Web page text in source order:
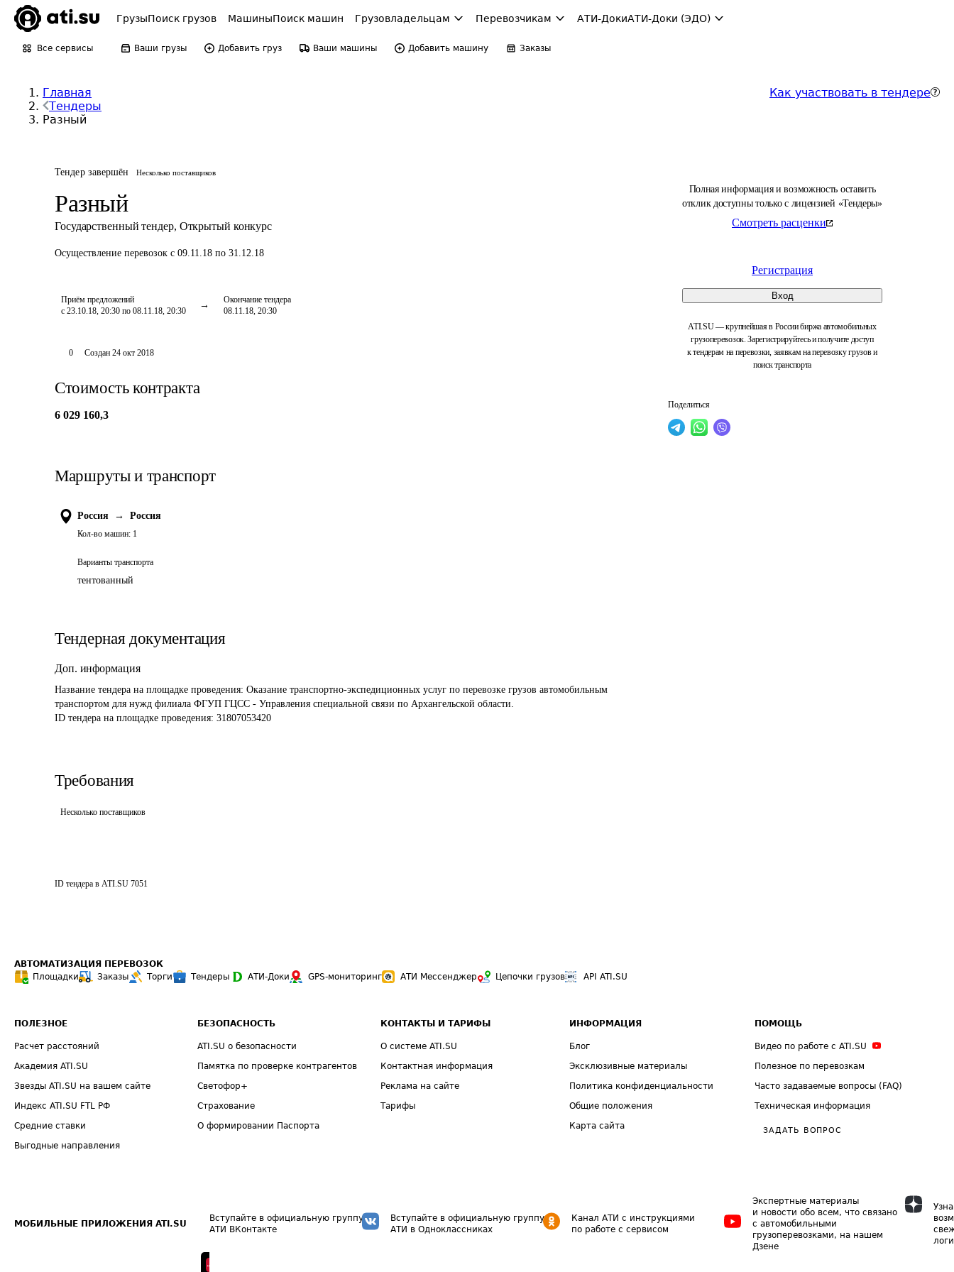
ГрузыПоиск грузов МашиныПоиск машин Грузовладельцам Перевозчикам АТИ-ДокиАТИ-Доки (ЭДО)
Все сервисы Ваши грузы Добавить груз Ваши машины Добавить машину Заказы
Главная
Тендеры
Разный
Как участвовать в тендере
Тендер завершён Несколько поставщиков
Разный
Государственный тендер, Открытый конкурс
Осуществление перевозок с 09.11.18 по 31.12.18
Приём предложений
с 23.10.18, 20:30 по 08.11.18, 20:30
Окончание тендера
08.11.18, 20:30
Полная информация и возможность оставить
отклик доступны только с лицензией «Тендеры»
Смотреть расценки
Регистрация
Вход
ATI.SU — крупнейшая в России биржа автомобильных
грузоперевозок. Зарегистрируйтесь и получите доступ
к тендерам на перевозки, заявкам на перевозку грузов и
поиск транспорта
Поделиться
0 Создан 24 окт 2018
Стоимость контракта
6 029 160,3
Маршруты и транспорт
Россия → Россия
Кол-во машин: 1
Варианты транспорта
тентованный
Тендерная документация
Доп. информация
Название тендера на площадке проведения: Оказание транспортно-экспедиционных услуг по перевозке грузов автомобильным
транспортом для нужд филиала ФГУП ГЦСС - Управления специальной связи по Архангельской области.
ID тендера на площадке проведения: 31807053420
Требования
Несколько поставщиков
ID тендера в ATI.SU 7051
АВТОМАТИЗАЦИЯ ПЕРЕВОЗОК
Площадки
Заказы Торги Тендеры АТИ-Доки GPS-мониторинг АТИ Мессенджер Цепочки грузов API ATI.SU
ПОЛЕЗНОЕ
Расчет расстояний
Академия ATI.SU
Звезды ATI.SU на вашем сайте
Индекс ATI.SU FTL РФ
Средние ставки
Выгодные направления
БЕЗОПАСНОСТЬ
ATI.SU о безопасности
Памятка по проверке контрагентов
Светофор+
Страхование
О формировании Паспорта
КОНТАКТЫ И ТАРИФЫ
О системе ATI.SU
Контактная информация
Реклама на сайте
Тарифы
ИНФОРМАЦИЯ
Блог
Эксклюзивные материалы
Политика конфиденциальности
Общие положения
Карта сайта
ПОМОЩЬ
Видео по работе с ATI.SU
Полезное по перевозкам
Часто задаваемые вопросы (FAQ)
Техническая информация
ЗАДАТЬ ВОПРОС
МОБИЛЬНЫЕ ПРИЛОЖЕНИЯ ATI.SU
Вступайте в официальную группу
АТИ ВКонтакте
Вступайте в официальную группу
АТИ в Одноклассниках
Канал АТИ с инструкциями
по работе с сервисом
Экспертные материалы
и новости обо всем, что связано
с автомобильными
грузоперевозками, на нашем
Дзене